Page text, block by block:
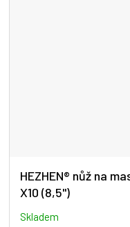
HEZHEN® nůž na
X10 (8,5")
Skladem